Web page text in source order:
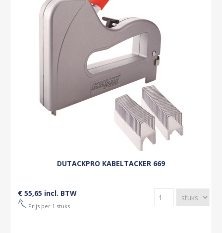
DUTACKPRO KABELTACKER 669
€ 55,65 incl. BTW
Prijs per 1 stuks